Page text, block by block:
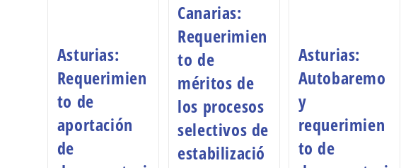
Asturias:
Requerimien
to de
aportación
de
Canarias:
Requerimien
to de
méritos de
los procesos
selectivos de
estabilizació
Asturias:
Autobaremo
y
requerimien
to de